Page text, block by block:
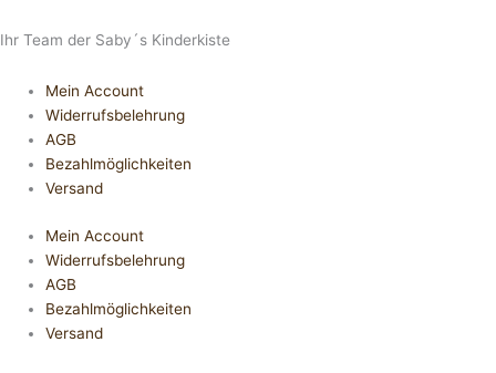
Ihr Team der Saby´s Kinderkiste
Mein Account
Widerrufsbelehrung
AGB
Bezahlmöglichkeiten
Versand
Mein Account
Widerrufsbelehrung
AGB
Bezahlmöglichkeiten
Versand